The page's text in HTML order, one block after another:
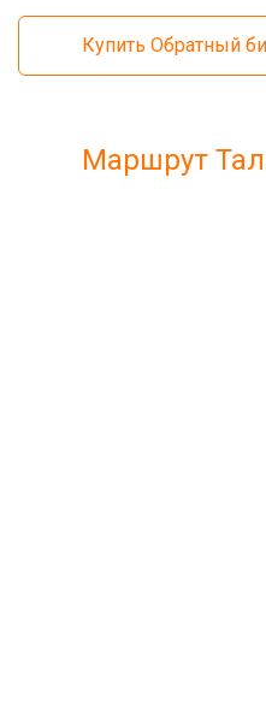
Купить Обратный
Маршрут